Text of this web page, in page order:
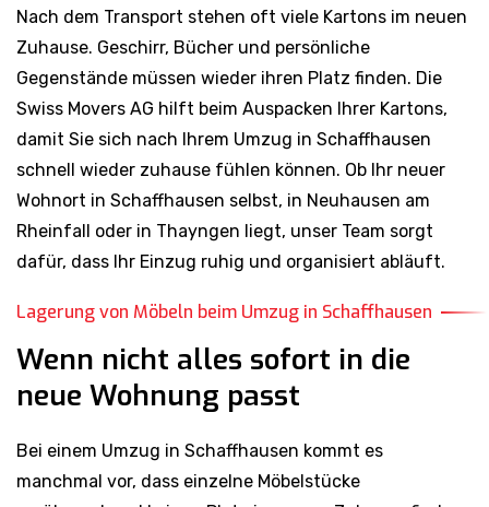
Zuhause. Geschirr, Bücher und persönliche
Gegenstände müssen wieder ihren Platz finden. Die
Swiss Movers AG hilft beim Auspacken Ihrer Kartons,
damit Sie sich nach Ihrem Umzug in Schaffhausen
schnell wieder zuhause fühlen können. Ob Ihr neuer
Wohnort in Schaffhausen selbst, in Neuhausen am
Rheinfall oder in Thayngen liegt, unser Team sorgt
dafür, dass Ihr Einzug ruhig und organisiert abläuft.
Wenn nicht alles sofort in die
neue Wohnung passt
manchmal vor, dass einzelne Möbelstücke
vorübergehend keinen Platz im neuen Zuhause finden.